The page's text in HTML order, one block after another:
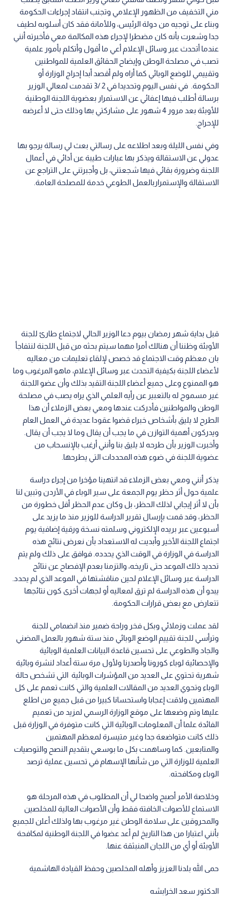
مني التخفيف من الظهور الإعلامي وتجنب انتقاد إجراءات الحكومة
وبناء على توجيه من دولة الرئيس، وللأمانة فقد كان أسلوبه لطيف
جدا وشعرت بأنه كان مضطرا لإجراء هذه المكالمة معي فأخبرته أنني
عندما أتحدث عبر وسائل الإعلام أعي ما أقول وأتكلم بأمور علمية
تصب في مصلحة الوطن وإيضاح الحقائق العلمية للمواطنين
وتقييمي للوضع الوبائي كما أراه ولم أقصد أبدا إحراج الوزارة أو
الحكومة. في نفس اليوم وتحديدا في 2 /3 تقدمت لمعالي الوزير
برسالة أطلب فيها إعفائي عن الاستمرار بعضوية اللجنة الوطنية
للأوبئة بعد مرور 4 شهور على مشاركتي بها وذلك حتى لا أعرضه
للإحراج.
وفي نفس الليلة وبعد اطلاعه على رسالتي بعث لي رسالة يرجو بها
عدولي عن الاستقالة ويذكر بها عبارات طيبة عن أدائي في أعمال
اللجنة وضرورة بقائي فيها شجعتني، بل وأجبرتني على التراجع عن
الاستقالة والإستمراربالعمل الطوعي خدمة للمصلحة العامة.
قبل بداية شهر رمضان بيوم دعا الوزير الحالي لاجتماع طارئ للجنة
الأوبئة وظننا أن هنالك أمرا مهما سيتم بحثه من قبل اللجنة لنتفاجأ
بان معظم وقت الاجتماع قد خصص لإلقاء تعليمات من معاليه
لأعضاء اللجنة بكيفية التحدث عبر وسائل الإعلام، ماهو المرغوب وما
هو الممنوع وعلى جميع أعضاء اللجنة التقيد بذلك وأن عضو اللجنة
غير مسموح له بالتعبير عن رأيه العلمي الذي يراه يصب في مصلحة
الوطن والمواطنين فأدركت عندها ومعي بعض الزملاء أن هذا
الطرح لا يليق بأشخاص خبراء قضوا عقودا عديدة في العمل العام
ويدركون أهمية التوازن في ما يجب أن يقال وما لا يجب أن يقال.
وأخبرت الوزير بأن طرحه لا يليق بنا وأنني أرغب بالإنسحاب من
عضوية اللجنة في ضوء هذه المحددات التي يطرحها.
يذكر أنني ومعي بعض الزملاء قد انتهينا مؤخرا من إجراء دراسة
علمية حول أثر حظر يوم الجمعة على سير الوباء في الأردن وتبين لنا
بأن لا أثر إيجابي لذلك الحظر، بل وكان عدم الحظر أقل خطورة من
الحظر، وقد قمت بإرسال تقرير الدراسة للوزير منذ ما يزيد على
أسبوعين عبر بريده الإلكتروني وسلمته نسخة ورقية إضافية يوم
اجتماع اللجنة الأخير وأبديت له الاستعداد بأن نعرض نتائج هذه
الدراسة في الوزارة في الوقت الذي يحدده. فوافق على ذلك ولم يتم
تحديد ذلك الموعد حتى تاريخه، والتزمنا بعدم الإفصاح عن نتائج
الدراسة عبر وسائل الإعلام لحين مناقشتها في الموعد الذي لم يحدد.
يبدو أن هذه الدراسة لم ترق لمعاليه أو لجهات أخرى كون نتائجها
تتعارض مع بعض قرارات الحكومة.
لقد عملت وزملائي وبكل فخر وراحة ضمير منذ انضمامي للجنة
وترأسي للجنة تقييم الوضع الوبائي منذ ستة شهور بالعمل المضني
والجاد والطوعي على تحسين قاعدة البيانات العلمية الوبائية
والإحصائية لوباء كورونا وأصدرنا ولأول مرة ستة أعداد لنشرة وبائية
شهرية تحتوي على العديد من المؤشرات الوبائية التي تشخص حالة
الوباء وتحوي العديد من المقالات العلمية والتي كانت تعمم على كل
المهتمين ولاقت إعجابا واستحسانا كبيرا من قبل جميع من اطلع
عليها وتم وضعها على موقع الوزارة الرسمي لمزيد من تعميم
الفائدة علما أن المعلومات الوبائية التي كانت متوفرة في الوزارة قبل
ذلك كانت متواضعة جدا وغير متيسرة لمعظم المهتمين
والمتابعين. كما وساهمت بكل ما بوسعي بتقديم النصح والتوصيات
العلمية للوزارة التي من شأنها الإسهام في تحسين عملية ترصد
الوباء ومكافحته.
وخلاصة الأمر أصبح واضحا لي أن المطلوب في هذه المرحلة هو
الاستماع للأصوات الخافتة فقط وأن الأصوات العالية للمخلصين
والمحروقين على سلامة الوطن غير مرغوب بها ولذلك أعلن للجميع
بأنني اعتبارا من هذا التاريخ لم أعد عضوا في اللجنة الوطنية لمكافحة
الأوبئة أو أي من اللجان المنبثقة عنها.
حمى الله بلدنا العزيز وأهله المخلصين وحفظ القيادة الهاشمية
الدكتور سعد الخرابشه